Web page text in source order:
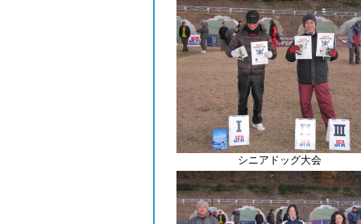
シニアドッグ大会